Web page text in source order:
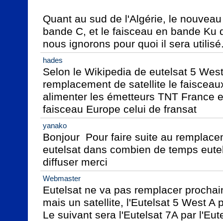
Quant au sud de l'Algérie, le
bande C, et le faisceau en bande Ku
nous ignorons pour quoi il sera
hades
Selon le Wikipedia de eutelsat 5
remplacement de satellite le
alimenter les émetteurs TNT France
faisceau Europe celui de fransat
yanako
Bonjour  Pour faire suite au
eutelsat dans combien de temps
diffuser merci
Webmaster
Eutelsat ne va pas remplacer
mais un satellite, l'Eutelsat 5 West A
Le suivant sera l'Eutelsat 7A par